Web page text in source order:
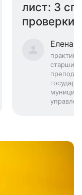
лист: 3
проверки
Елена
старший